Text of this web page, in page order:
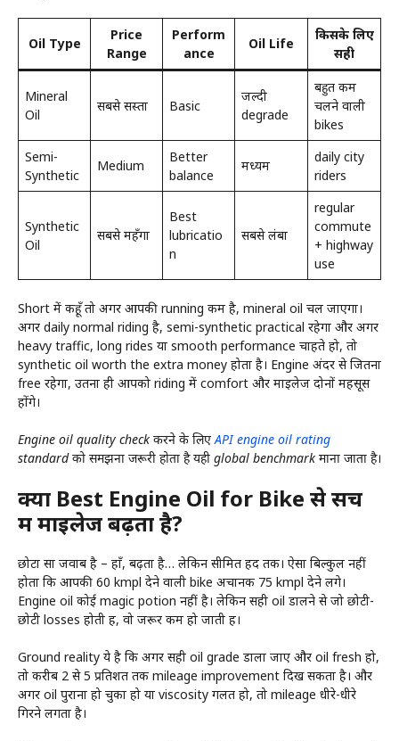
Oil Type
Price
Range
Perform
ance
Oil Life
किसके लिए
सही
Mineral
Oil
सबसे सस्ता Basic
जल्दी
degrade
बहुत कम
चलने वाली
bikes
Semi-
Synthetic
Medium
Better
balance
मध्यम
daily city
riders
Synthetic
Oil
सबसे महँगा
Best
lubricatio
n
सबसे लंबा
regular
commute
+ highway
use
Short में कहूँ तो अगर आपकी running कम है, mineral oil चल जाएगा।
अगर daily normal riding है, semi-synthetic practical रहेगा और अगर
heavy traffic, long rides या smooth performance चाहते हो, तो
synthetic oil worth the extra money होता है। Engine अंदर से जितना
free रहेगा, उतना ही आपको riding में comfort और माइलेज दोनों महसूस
होंगे।
Engine oil quality check करने के लिएAPI engine oil rating
standard को समझना जरूरी होता है यही global benchmark माना जाता है।
क्या Best Engine Oil for Bike से सच
में माइलेज बढ़ता है?
छोटा सा जवाब है – हाँ, बढ़ता है… लेकिन सीमित हद तक। ऐसा बिल्कुल नहीं
होता कि आपकी 60 kmpl देने वाली bike अचानक 75 kmpl देने लगे।
Engine oil कोई magic potion नहीं है। लेकिन सही oil डालने से जो छोटी-
छोटी losses होती हैं, वो जरूर कम हो जाती हैं।
Ground reality ये है कि अगर सही oil grade डाला जाए और oil fresh हो,
तो करीब 2 से 5 प्रतिशत तक mileage improvement दिख सकता है। और
अगर oil पुराना हो चुका हो या viscosity गलत हो, तो mileage धीरे-धीरे
गिरने लगता है।